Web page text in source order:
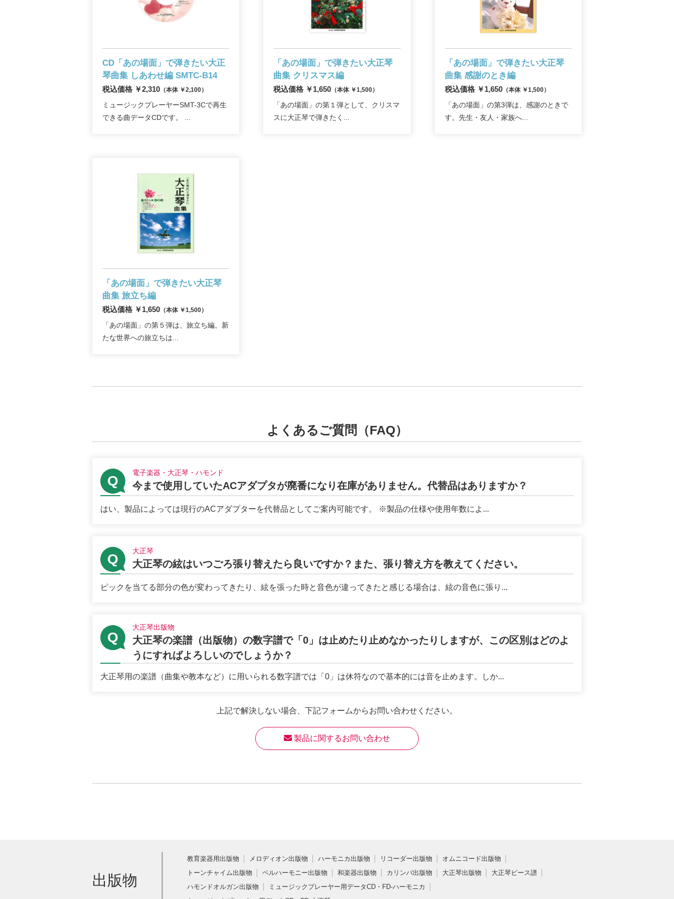
CD「あの場面」で弾きたい大正
琴曲集 しあわせ編 SMTC-B14
税込価格 ￥2,310 （本体 ￥2,100）
ミュージックプレーヤーSMT-3Cで再生
できる曲データCDです。 ...
「あの場面」で弾きたい大正琴
曲集 クリスマス編
税込価格 ￥1,650 （本体 ￥1,500）
「あの場面」の第１弾として、クリスマ
スに大正琴で弾きたく...
「あの場面」で弾きたい大正琴
曲集感謝のとき編
税込価格 ￥1,650（本体 ￥1,500）
「あの場面」の第3弾は、感謝のときで
す。先生・友人・家族へ...
「あの場面」で弾きたい大正琴
曲集 旅立ち編
税込価格 ￥1,650 （本体 ￥1,500）
「あの場面」の第５弾は、旅立ち編。新
たな世界への旅立ちは...
よくあるご質問（FAQ）
電子楽器・大正琴・ハモンド
今まで使用していたACアダプタが廃番になり在庫がありません。代替品はありますか？
はい、製品によっては現行のACアダプターを代替品としてご案内可能です。 ※製品の仕様や使用年数によ...
大正琴
大正琴の絃はいつごろ張り替えたら良いですか？また、張り替え方を教えてください。
ピックを当てる部分の色が変わってきたり、絃を張った時と音色が違ってきたと感じる場合は、絃の音色に張り...
大正琴出版物
大正琴の楽譜（出版物）の数字譜で「0」は止めたり止めなかったりしますが、この区別はどのよ
うにすればよろしいのでしょうか？
大正琴用の楽譜（曲集や教本など）に用いられる数字譜では「0」は休符なので基本的には音を止めます。しか...
上記で解決しない場合、 下記フォームからお問い合わせください。
製品に関するお問い合わせ
出版物
教育楽器用出版物 メロディオン出版物 ハーモニカ出版物 リコーダー出版物
オムニコード出版物
トーンチャイム出版物
ベルハーモニー出版物 和楽器出版物 カリンバ出版物 大正琴出版物
大正琴ピース譜
ハモンドオルガン出版物
ミュージックプレーヤー用データCD・FD-ハーモニカ